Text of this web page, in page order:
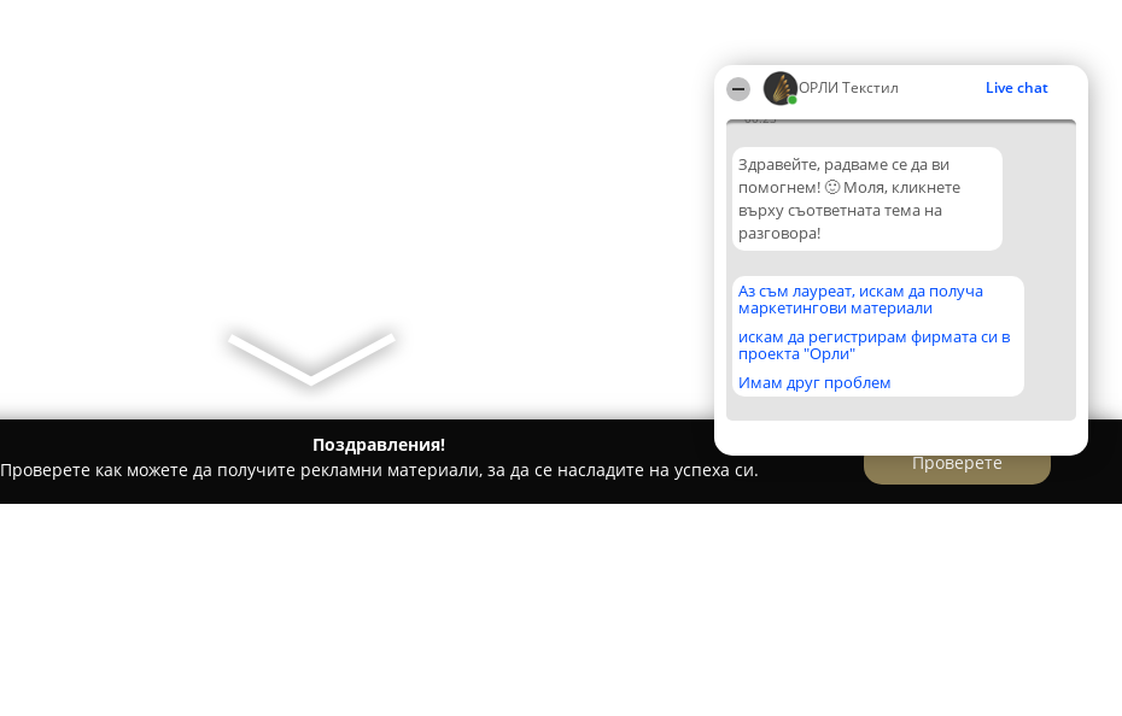
ОРЛИ Текстил Live chat
00:23
Здравейте, радваме се да ви
помогнем! 🙂 Моля, кликнете
върху съответната тема на
разговора!
Аз съм лауреат, искам да получа
маркетингови материали
искам да регистрирам фирмата си в
проекта "Орли"
Имам друг проблем
Поздравления!
Проверете как можете да получите рекламни материали, за да се насладите на успеха си.
Проверете